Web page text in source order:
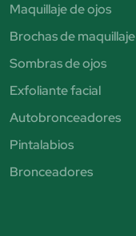
Maquillaje de ojos
Brochas de maquillaje
Sombras de ojos
Exfoliante facial
Autobronceadores
Pintalabios
Bronceadores